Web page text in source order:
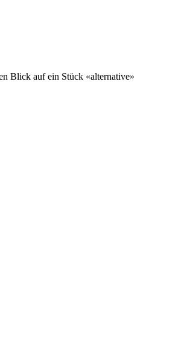
Blick auf ein Stück «alternative»